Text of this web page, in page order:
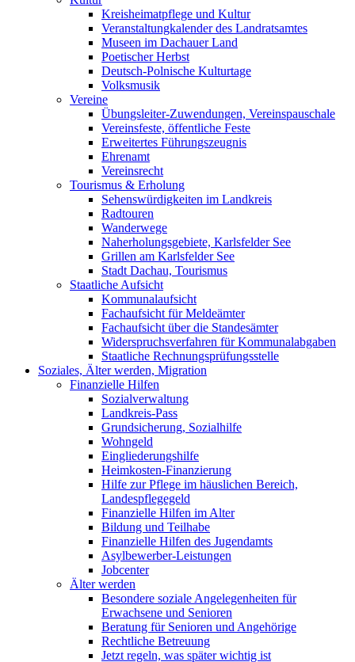
Kreisheimatpflege und Kultur
Veranstaltungkalender des Landratsamtes
Museen im Dachauer Land
Poetischer Herbst
Deutsch-Polnische Kulturtage
Volksmusik
Vereine
Übungsleiter-Zuwendungen, Vereinspauschale
Vereinsfeste, öffentliche Feste
Erweitertes Führungszeugnis
Ehrenamt
Vereinsrecht
Tourismus & Erholung
Sehenswürdigkeiten im Landkreis
Radtouren
Wanderwege
Naherholungsgebiete, Karlsfelder See
Grillen am Karlsfelder See
Stadt Dachau, Tourismus
Staatliche Aufsicht
Kommunalaufsicht
Fachaufsicht für Meldeämter
Fachaufsicht über die Standesämter
Widerspruchsverfahren für Kommunalabgaben
Staatliche Rechnungsprüfungsstelle
Soziales, Älter werden, Migration
Finanzielle Hilfen
Sozialverwaltung
Landkreis-Pass
Grundsicherung, Sozialhilfe
Wohngeld
Eingliederungshilfe
Heimkosten-Finanzierung
Hilfe zur Pflege im häuslichen Bereich,
Landespflegegeld
Finanzielle Hilfen im Alter
Bildung und Teilhabe
Finanzielle Hilfen des Jugendamts
Asylbewerber-Leistungen
Jobcenter
Älter werden
Besondere soziale Angelegenheiten für
Erwachsene und Senioren
Beratung für Senioren und Angehörige
Rechtliche Betreuung
Jetzt regeln, was später wichtig ist